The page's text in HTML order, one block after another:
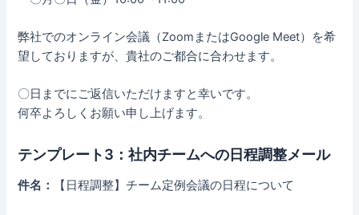
弊社でのオンライン会議（ZoomまたはGoogle Meet）を希
望しておりますが、貴社のご都合に合わせます。
〇日までにご返信いただけますと幸いです。
何卒よろしくお願い申し上げます。
テンプレート3：社内チームへの日程調整メール
件名： 【日程調整】チーム定例会議の日程について